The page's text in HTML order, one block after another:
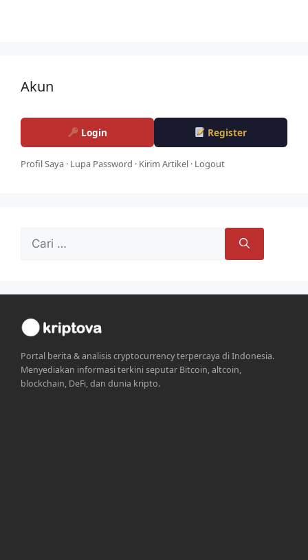
Akun
Login Register
Profil Saya · Lupa Password · Kirim Artikel · Logout
untuk:
Portal berita & analisis cryptocurrency terpercaya di Indonesia.
Menyediakan informasi terkini seputar Bitcoin, altcoin,
blockchain, DeFi, dan dunia kripto.